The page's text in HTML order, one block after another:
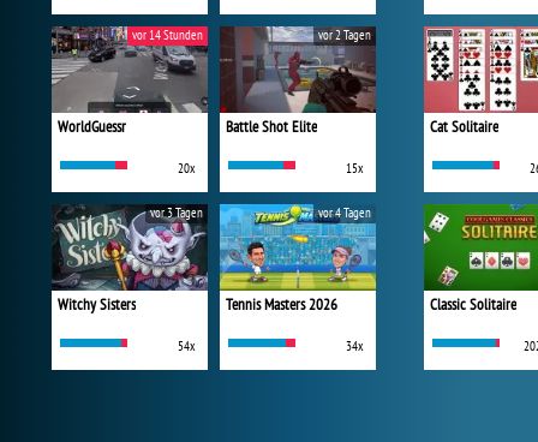
WorldGuessr
20x
vor 14 Stunden
Battle Shot Elite
15x
vor 2 Tagen
Witchy Sisters
54x
vor 3 Tagen
Tennis Masters 2026
34x
vor 4 Tagen
Cat Solitaire
Classic Solitaire